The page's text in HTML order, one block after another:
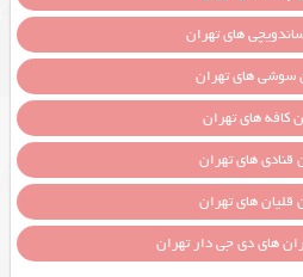
های تهران
سوشی های تهران
کافه های تهران
قنادی های تهران
قلیان های تهران
های دی جی دار تهران